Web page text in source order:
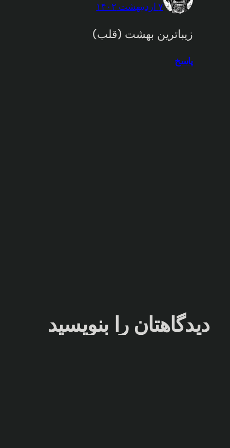
۷ اردیبهشت ۱۴۰۲
زیباترین بهشت (قلب)
پاسخ
دیدگاهتان را بنویسید